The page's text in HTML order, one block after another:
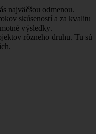
najväčšou odmenou.
skúseností a za kvalitu
výsledky.
rôzneho druhu. Tu sú